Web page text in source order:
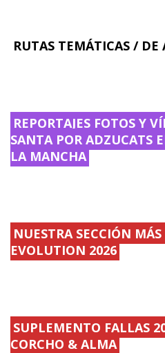
RUTAS TEMÁTICAS / DE
REPORTAJES FOTOS Y
SANTA POR ADZUCATS
LA MANCHA
NUESTRA SECCIÓN
EVOLUTION 2026
SUPLEMENTO FALLAS
CORCHO & ALMA